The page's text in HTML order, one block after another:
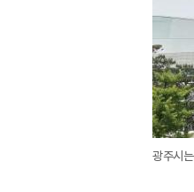
광주시